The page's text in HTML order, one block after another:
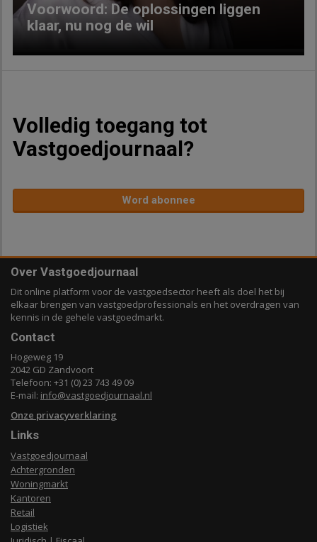
Voorwoord: De oplossingen liggen
klaar, nu nog de wil
Volledig toegang tot
Vastgoedjournaal?
Word abonnee
Over Vastgoedjournaal
Dit online platform voor de vastgoedsector heeft als doel het bij
elkaar brengen van vastgoedprofessionals en het overdragen van
kennis in de gehele vastgoedmarkt.
Contact
Hogeweg 19
2042 GD Zandvoort
Telefoon: +31 (0) 23 743 49 09
E-mail: info@vastgoedjournaal.nl
Onze privacyverklaring
Links
Vastgoedjournaal
Achtergronden
Woningmarkt
Kantoren
Retail
Logistiek